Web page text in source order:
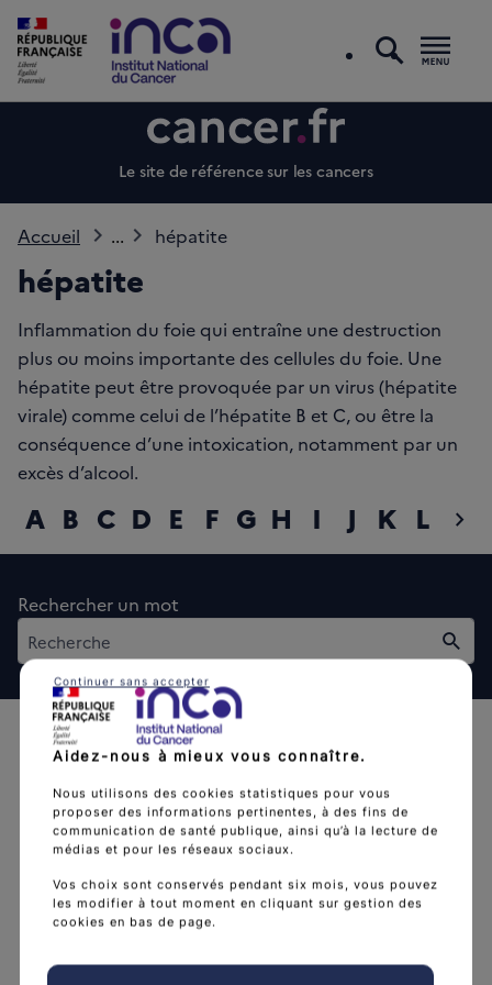
Le site de référence sur les cancers
Accueil ... hépatite
hépatite
Inflammation du foie qui entraîne une destruction
plus ou moins importante des cellules du foie. Une
hépatite peut être provoquée par un virus (hépatite
virale) comme celui de l’hépatite B et C, ou être la
conséquence d’une intoxication, notamment par un
excès d’alcool.
chevron_right
A B C D E F G H I J K L M
Rechercher un mot
L'Institut national du cancer est l’agence d'expertise
sanitaire et scientifique en cancérologie de l’État.
Découvrir l’Institut arrow_forward
Aidez-nous à mieux vous connaître.
Nous utilisons des cookies statistiques pour vous
proposer des informations pertinentes, à des fins de
communication de santé publique, ainsi qu’à la lecture de
médias et pour les réseaux sociaux.
Vos choix sont conservés pendant six mois, vous pouvez
les modifier à tout moment en cliquant sur gestion des
cookies en bas de page.
Continuer sans accepter